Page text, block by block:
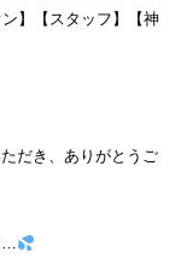
】【 スタッフ 】【神
だき、ありがとうご
…